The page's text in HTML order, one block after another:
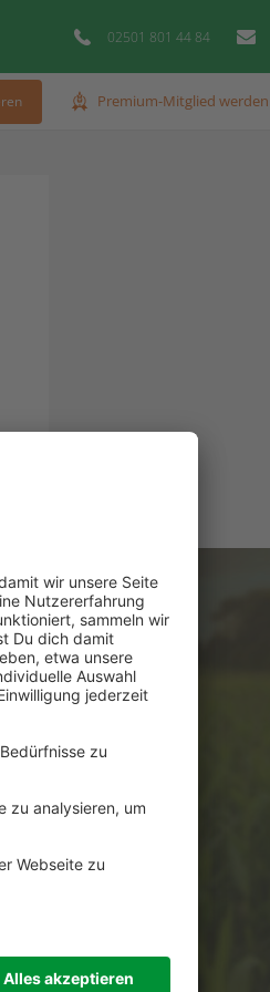
02501 801 44 84
Premium-Mitglied werden